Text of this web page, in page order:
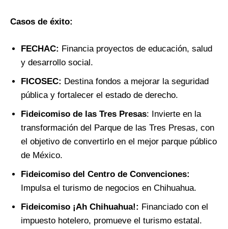
Casos de éxito:
FECHAC: Financia proyectos de educación, salud
y desarrollo social.
FICOSEC: Destina fondos a mejorar la seguridad
pública y fortalecer el estado de derecho.
Fideicomiso de las Tres Presas: Invierte en la
transformación del Parque de las Tres Presas, con
el objetivo de convertirlo en el mejor parque público
de México.
Fideicomiso del Centro de Convenciones:
Impulsa el turismo de negocios en Chihuahua.
Fideicomiso ¡Ah Chihuahua!: Financiado con el
impuesto hotelero, promueve el turismo estatal.